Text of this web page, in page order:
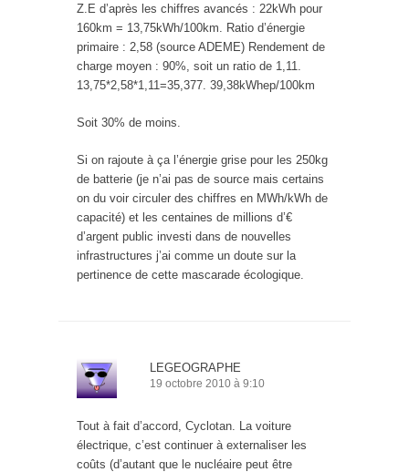
Z.E d’après les chiffres avancés : 22kWh pour
160km = 13,75kWh/100km. Ratio d’énergie
primaire : 2,58 (source ADEME) Rendement de
charge moyen : 90%, soit un ratio de 1,11.
13,75*2,58*1,11=35,377. 39,38kWhep/100km
Soit 30% de moins.
Si on rajoute à ça l’énergie grise pour les 250kg
de batterie (je n’ai pas de source mais certains
on du voir circuler des chiffres en MWh/kWh de
capacité) et les centaines de millions d’€
d’argent public investi dans de nouvelles
infrastructures j’ai comme un doute sur la
pertinence de cette mascarade écologique.
LEGEOGRAPHE
19 octobre 2010 à 9:10
Tout à fait d’accord, Cyclotan. La voiture
électrique, c’est continuer à externaliser les
coûts (d’autant que le nucléaire peut être